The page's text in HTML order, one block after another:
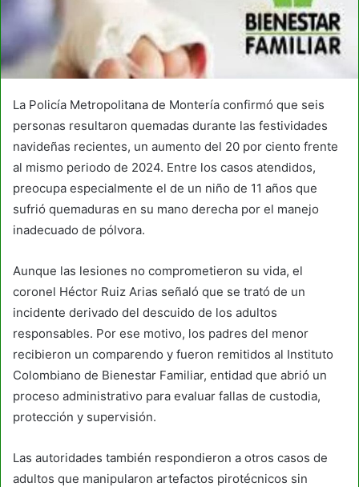
La Policía Metropolitana de Montería confirmó que seis
personas resultaron quemadas durante las festividades
navideñas recientes, un aumento del 20 por ciento frente
al mismo periodo de 2024. Entre los casos atendidos,
preocupa especialmente el de un niño de 11 años que
sufrió quemaduras en su mano derecha por el manejo
inadecuado de pólvora.
Aunque las lesiones no comprometieron su vida, el
coronel Héctor Ruiz Arias señaló que se trató de un
incidente derivado del descuido de los adultos
responsables. Por ese motivo, los padres del menor
recibieron un comparendo y fueron remitidos al Instituto
Colombiano de Bienestar Familiar, entidad que abrió un
proceso administrativo para evaluar fallas de custodia,
protección y supervisión.
Las autoridades también respondieron a otros casos de
adultos que manipularon artefactos pirotécnicos sin